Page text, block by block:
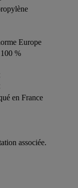
Europe
%
en France
associée.